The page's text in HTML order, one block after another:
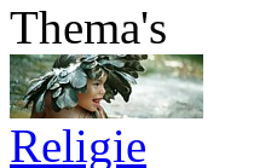
Thema's
Religie